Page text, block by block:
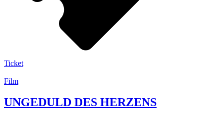
Ticket
Film
UNGEDULD DES HERZENS